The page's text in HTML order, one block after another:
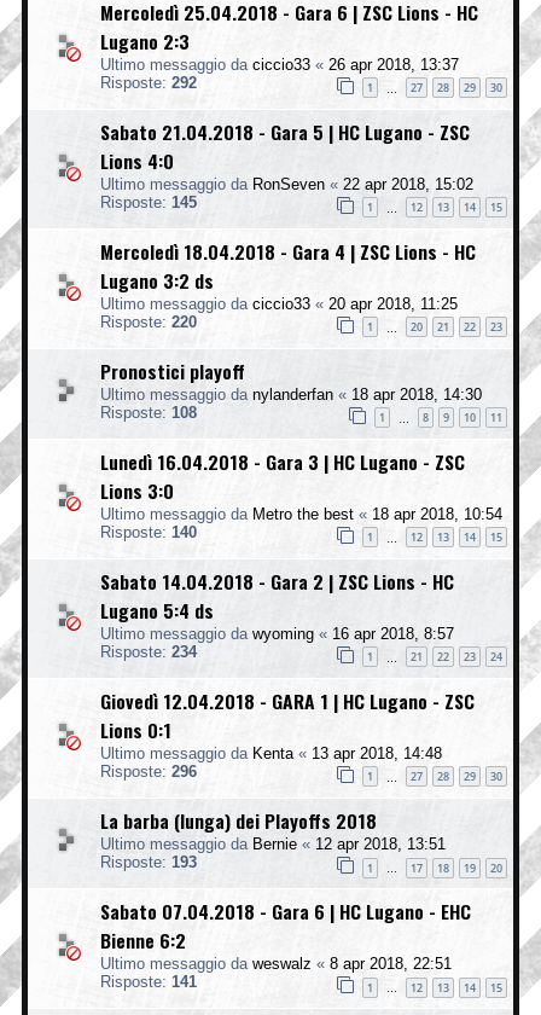
Mercoledì 25.04.2018 - Gara 6 | ZSC Lions - HC
Lugano 2:3
Ultimo messaggio da ciccio33 « 26 apr 2018, 13:37
Risposte: 292 1 27 28 29 30
Sabato 21.04.2018 - Gara 5 | HC Lugano - ZSC
Lions 4:0
Ultimo messaggio da RonSeven « 22 apr 2018, 15:02
Risposte: 145 1 12 13 14 15
Mercoledì 18.04.2018 - Gara 4 | ZSC Lions - HC
Lugano 3:2 ds
Ultimo messaggio da ciccio33 « 20 apr 2018, 11:25
Risposte: 220 1 20 21 22 23
Pronostici playoff
Ultimo messaggio da nylanderfan « 18 apr 2018, 14:30
Risposte: 108 1 8 9 10 11
Lunedì 16.04.2018 - Gara 3 | HC Lugano - ZSC
Lions 3:0
Ultimo messaggio da Metro the best « 18 apr 2018, 10:54
Risposte: 140 1 12 13 14 15
Sabato 14.04.2018 - Gara 2 | ZSC Lions - HC
Lugano 5:4 ds
Ultimo messaggio da wyoming « 16 apr 2018, 8:57
Risposte: 234 1 21 22 23 24
Giovedì 12.04.2018 - GARA 1 | HC Lugano - ZSC
Lions 0:1
Ultimo messaggio da Kenta « 13 apr 2018, 14:48
Risposte: 296 1 27 28 29 30
La barba (lunga) dei Playoffs 2018
Ultimo messaggio da Bernie « 12 apr 2018, 13:51
Risposte: 193 1 17 18 19 20
Sabato 07.04.2018 - Gara 6 | HC Lugano - EHC
Bienne 6:2
Ultimo messaggio da weswalz « 8 apr 2018, 22:51
Risposte: 141 1 … 12 13 14 15